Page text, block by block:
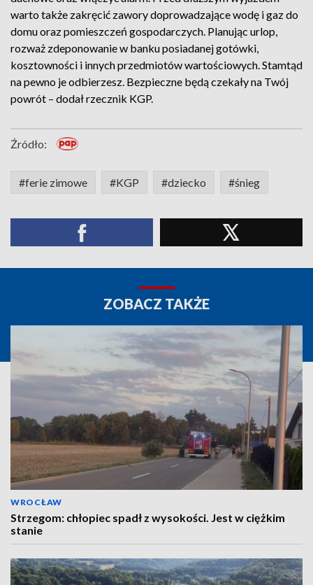
warto także zakręcić zawory doprowadzające wodę i gaz do
domu oraz pomieszczeń gospodarczych. Planując urlop,
rozważ zdeponowanie w banku posiadanej gotówki,
kosztowności i innych przedmiotów wartościowych. Stamtąd
na pewno je odbierzesz. Bezpieczne będą czekały na Twój
powrót – dodał rzecznik KGP.
Źródło:
#ferie zimowe #KGP #dziecko #śnieg
ZOBACZ TAKŻE
WROCŁAW
Strzegom: chłopiec spadł z wysokości. Jest w ciężkim
stanie